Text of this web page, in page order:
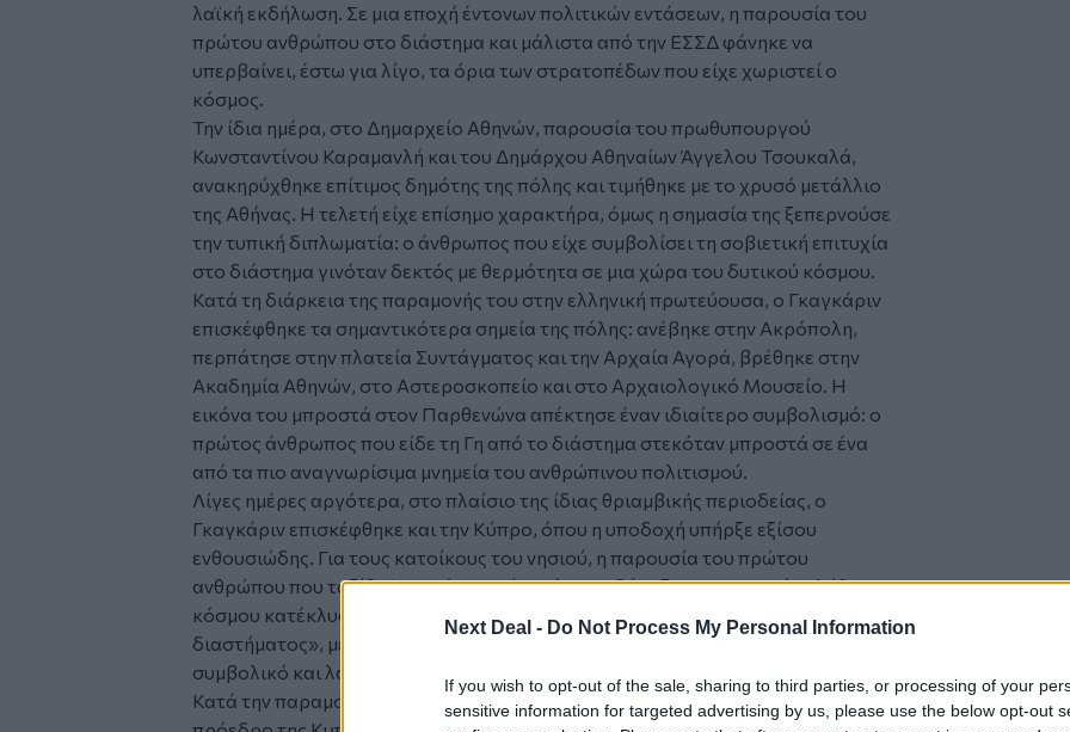
Next Deal - Do Not Process My Personal Information
If you wish to opt-out of the sale, sharing to third parties, or processing of your
sensitive information for targeted advertising by us, please use the below opt-out
λαϊκή εκδήλωση. Σε μια εποχή έντονων πολιτικών εντάσεων, η παρουσία του
πρώτου ανθρώπου στο διάστημα και μάλιστα από την ΕΣΣΔ φάνηκε να
υπερβαίνει, έστω για λίγο, τα όρια των στρατοπέδων που είχε χωριστεί ο
κόσμος.
Την ίδια ημέρα, στο Δημαρχείο Αθηνών, παρουσία του πρωθυπουργού
Κωνσταντίνου Καραμανλή και του Δημάρχου Αθηναίων Άγγελου Τσουκαλά,
ανακηρύχθηκε επίτιμος δημότης της πόλης και τιμήθηκε με το χρυσό μετάλλιο
της Αθήνας. Η τελετή είχε επίσημο χαρακτήρα, όμως η σημασία της ξεπερνούσε
την τυπική διπλωματία: ο άνθρωπος που είχε συμβολίσει τη σοβιετική επιτυχία
στο διάστημα γινόταν δεκτός με θερμότητα σε μια χώρα του δυτικού κόσμου.
Κατά τη διάρκεια της παραμονής του στην ελληνική πρωτεύουσα, ο Γκαγκάριν
επισκέφθηκε τα σημαντικότερα σημεία της πόλης: ανέβηκε στην Ακρόπολη,
περπάτησε στην πλατεία Συντάγματος και την Αρχαία Αγορά, βρέθηκε στην
Ακαδημία Αθηνών, στο Αστεροσκοπείο και στο Αρχαιολογικό Μουσείο. Η
εικόνα του μπροστά στον Παρθενώνα απέκτησε έναν ιδιαίτερο συμβολισμό: ο
πρώτος άνθρωπος που είδε τη Γη από το διάστημα στεκόταν μπροστά σε ένα
από τα πιο αναγνωρίσιμα μνημεία του ανθρώπινου πολιτισμού.
Λίγες ημέρες αργότερα, στο πλαίσιο της ίδιας θριαμβικής περιοδείας, ο
Γκαγκάριν επισκέφθηκε και την Κύπρο, όπου η υποδοχή υπήρξε εξίσου
ενθουσιώδης. Για τους κατοίκους του νησιού, η παρουσία του πρώτου
ανθρώπου που ταξίδεψε εκτός Γης είχε κάτι σχεδόν εξωπραγματικό. Πλήθος
κόσμου κατέκλυσε τους δρόμους για να δει από κοντά τον «άνθρωπο του
διαστήματος», μετατρέποντας την επίσκεψη σε ένα γεγονός με έντονο
συμβολικό και λαϊκό χαρακτήρα.
Κατά την παραμονή του, ο σοβιετικός κοσμοναύτης συναντήθηκε με τον τότε